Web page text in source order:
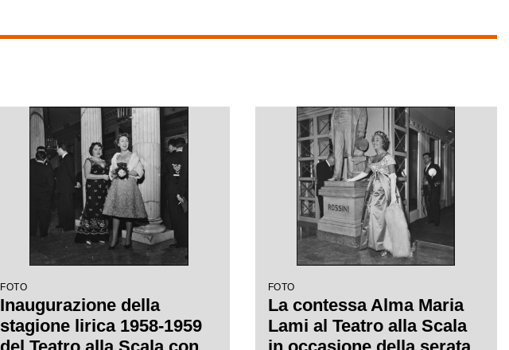
FOTO
Inaugurazione della
stagione lirica 1958-1959
FOTO
La contessa Alma Maria
Lami al Teatro alla Scala